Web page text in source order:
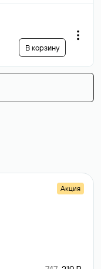
В корзину
Акция